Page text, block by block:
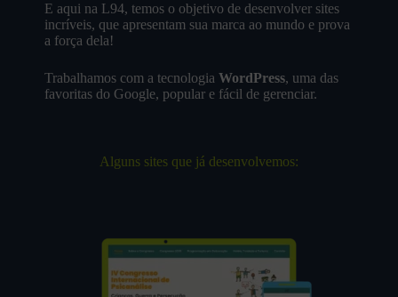
E aqui na L94, temos o objetivo de desenvolver sites
incríveis, que apresentam sua marca ao mundo e prova
a força dela!
Trabalhamos com a tecnologia WordPress, uma das
favoritas do Google, popular e fácil de gerenciar.
Alguns sites que já desenvolvemos: